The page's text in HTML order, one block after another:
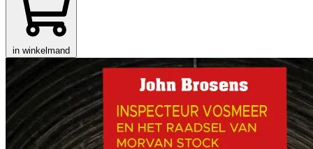
in winkelmand